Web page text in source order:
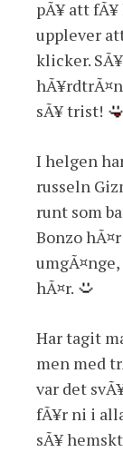
pÃ¥ att
upplever
klicker.
sÃ¥ trist!
I helgen
russeln
runt som
Bonzo
hÃ¤r.
Har tagit
men med
var det
fÃ¥r ni i
sÃ¥